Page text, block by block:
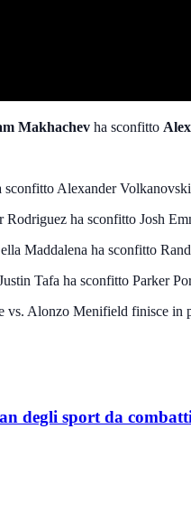
Makhachev ha sconfitto
sconfitto Alexander Volkanovski
Rodriguez ha sconfitto Josh
Maddalena ha sconfitto
Tafa ha sconfitto Parker
vs. Alonzo Menifield finisce in
degli sport da